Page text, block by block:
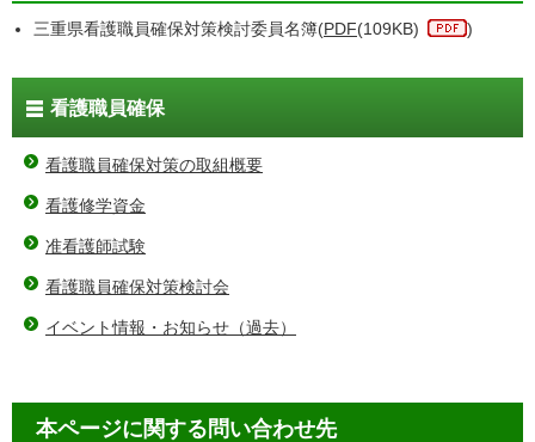
三重県看護職員確保対策検討委員名簿(PDF(109KB) )
看護職員確保
看護職員確保対策の取組概要
看護修学資金
准看護師試験
看護職員確保対策検討会
イベント情報・お知らせ（過去）
本ページに関する問い合わせ先